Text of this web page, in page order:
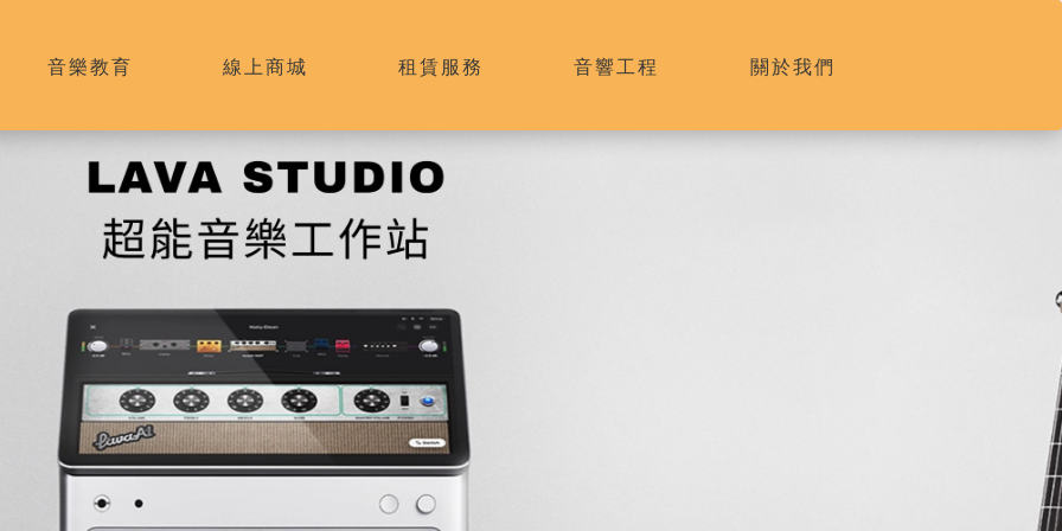
音樂教育 線上商城 租賃服務 音響工程 關於我們